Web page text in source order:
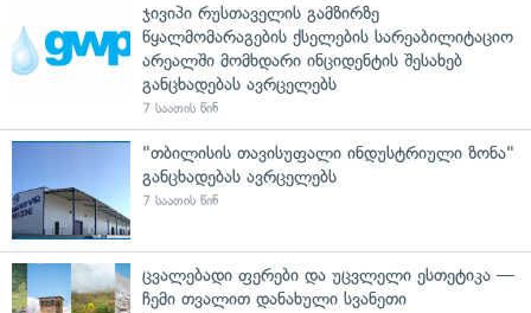
ჯივიპი რუსთაველის გამზირზე
წყალმომარაგების ქსელების სარეაბილიტაციო
არეალში მომხდარი ინციდენტის შესახებ
განცხადებას ავრცელებს
7 საათის წინ
"თბილისის თავისუფალი ინდუსტრიული ზონა"
განცხადებას ავრცელებს
7 საათის წინ
ცვალებადი ფერები და უცვლელი ესთეტიკა —
ჩემი თვალით დანახული სვანეთი